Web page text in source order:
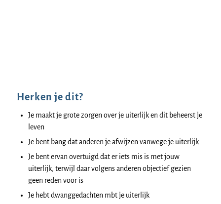
Herken je dit?
Je maakt je grote zorgen over je uiterlijk en dit beheerst je
leven
Je bent bang dat anderen je afwijzen vanwege je uiterlijk
Je bent ervan overtuigd dat er iets mis is met jouw
uiterlijk, terwijl daar volgens anderen objectief gezien
geen reden voor is
Je hebt dwanggedachten mbt je uiterlijk